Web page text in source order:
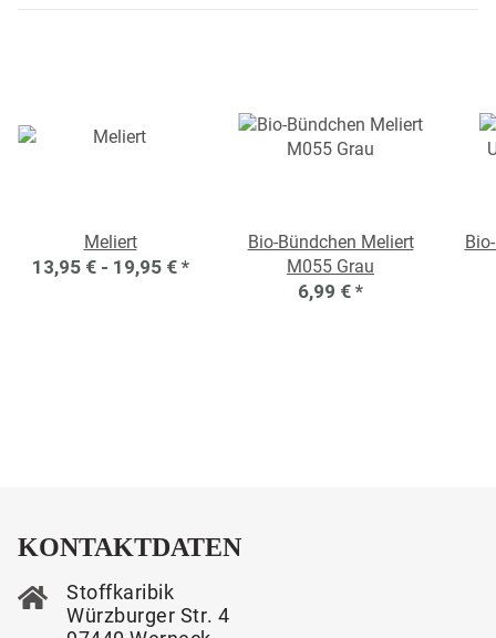
Meliert
13,95 € - 19,95 € *
Bio-Bündchen Meliert
M055 Grau
6,99 € *
KONTAKTDATEN
Stoffkaribik
Würzburger Str. 4